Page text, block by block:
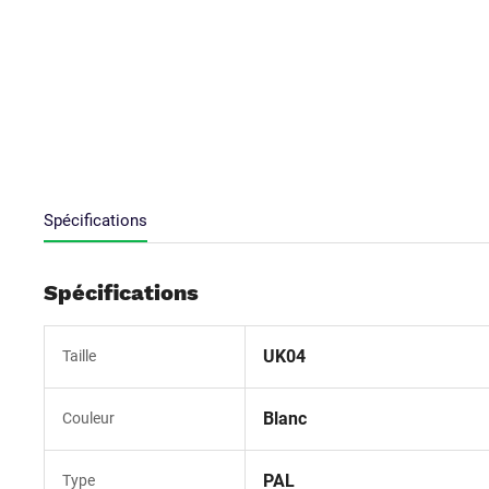
Spécifications
Spécifications
Taille UK04
Couleur Blanc
Type PAL